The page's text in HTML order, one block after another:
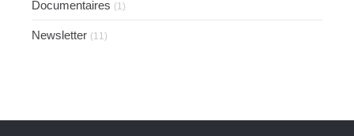
Documentaires (1)
Newsletter (11)